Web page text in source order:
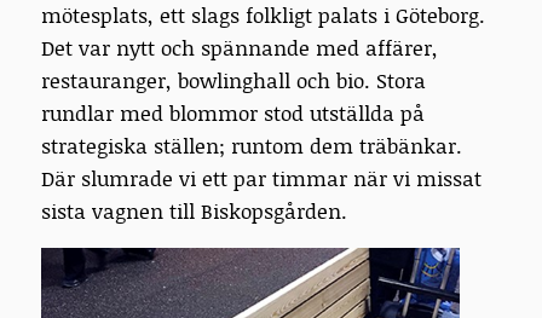
mötesplats, ett slags folkligt palats i Göteborg.
Det var nytt och spännande med affärer,
restauranger, bowlinghall och bio. Stora
rundlar med blommor stod utställda på
strategiska ställen; runtom dem träbänkar.
Där slumrade vi ett par timmar när vi missat
sista vagnen till Biskopsgården.